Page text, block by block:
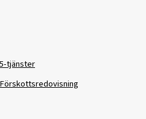
tjänster